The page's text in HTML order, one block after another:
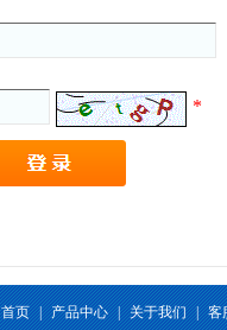
*
首页 | 产品中心 | 关于我们 | 客